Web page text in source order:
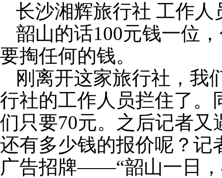
长沙湘辉旅行社 工作人
韶山的话100元钱一位
要掏任何的钱。
刚离开这家旅行社，我
行社的工作人员拦住了。
们只要70元。之后记者又
还有多少钱的报价呢？记
广告招牌——“韶山一日，